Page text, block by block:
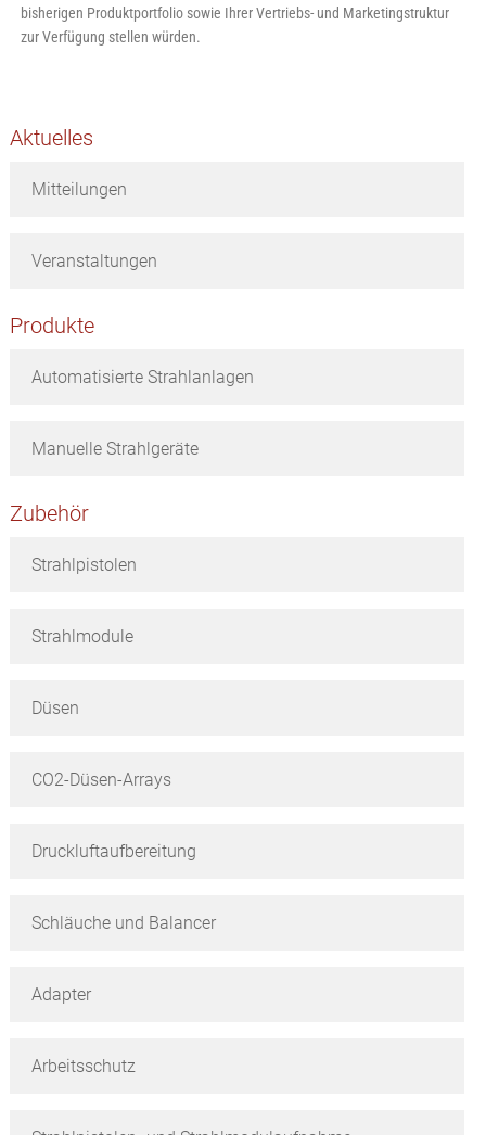
bisherigen Produktportfolio sowie Ihrer Vertriebs- und Marketingstruktur
zur Verfügung stellen würden.
Aktuelles
Mitteilungen
Veranstaltungen
Produkte
Automatisierte Strahlanlagen
Manuelle Strahlgeräte
Zubehör
Strahlpistolen
Strahlmodule
Düsen
CO2-Düsen-Arrays
Druckluftaufbereitung
Schläuche und Balancer
Adapter
Arbeitsschutz